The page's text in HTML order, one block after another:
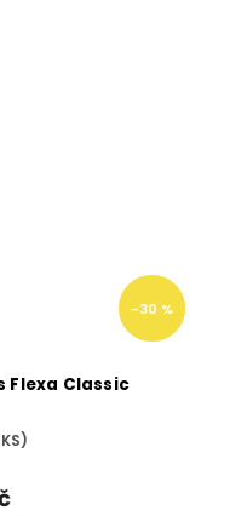
–30 %
Flexa Classic